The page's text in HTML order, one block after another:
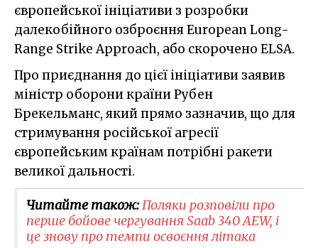
європейської ініціативи з розробки
далекобійного озброєння European Long-
Range Strike Approach, або скорочено ELSA.
Про приєднання до цієї ініціативи заявив
міністр оборони країни Рубен
Брекельманс, який прямо зазначив, що для
стримування російської агресії
європейським країнам потрібні ракети
великої дальності.
Читайте також:Поляки розповіли про
перше бойове чергування Saab 340 AEW, і
це знову про темпи освоєння літака